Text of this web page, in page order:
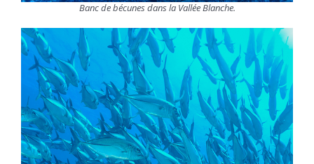
Banc de bécunes dans la Vallée Blanche.